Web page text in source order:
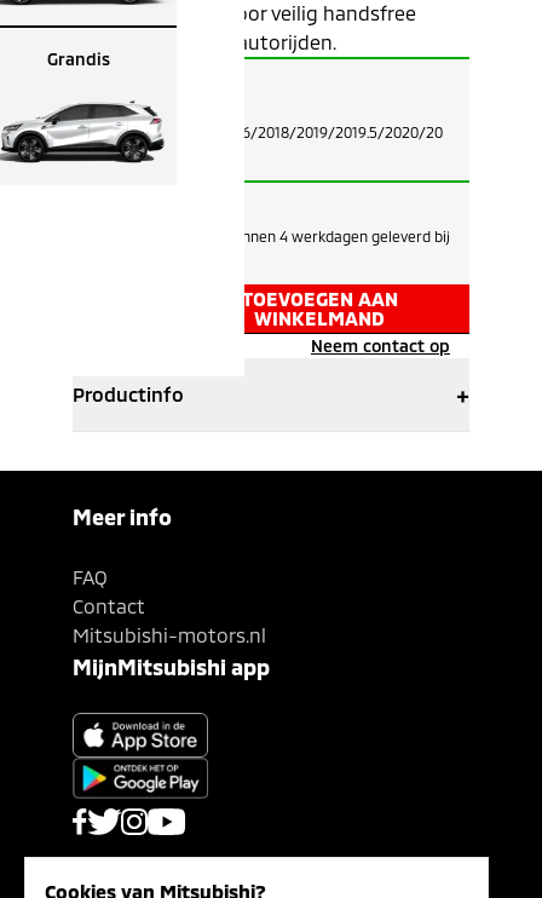
Cookies van Mitsubishi?
Bluetooth carkit voor veilig handsfree
bellen tijdens het autorijden.
SPACE STAR
2013/2015/2015.5/2016/2018/2019/2019.5/2020/20
21/2022/2023/2024
Voor 12 uur besteld, binnen 4 werkdagen geleverd bij
TOEVOEGEN AAN
WINKELMAND
Neem contact op
Productinfo +
Meer info
FAQ
Contact
Mitsubishi-motors.nl
MijnMitsubishi app
Grandis